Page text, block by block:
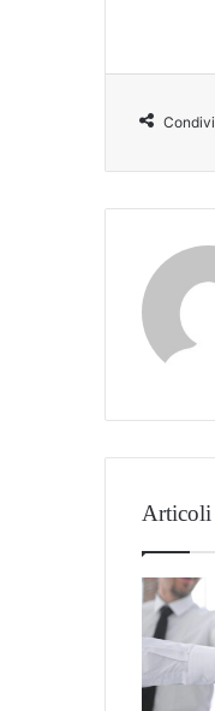
Articoli